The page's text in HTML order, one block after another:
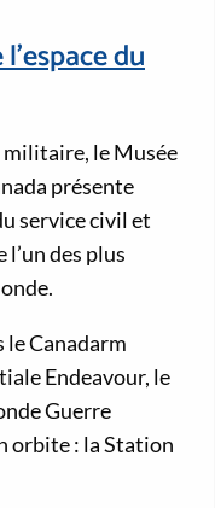
du
militaire, le Musée
présente
service civil et
des plus
Canadarm
Endeavour, le
Guerre
orbite : la Station